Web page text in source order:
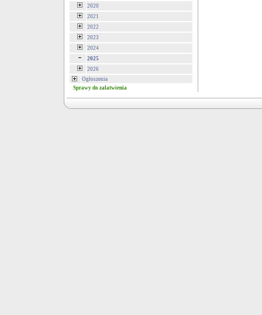
2020
2021
2022
2023
2024
2025
2026
Ogłoszenia
Sprawy do załatwienia